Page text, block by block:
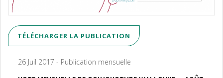
TÉLÉCHARGER LA PUBLICATION
26 Juil 2017 - Publication mensuelle